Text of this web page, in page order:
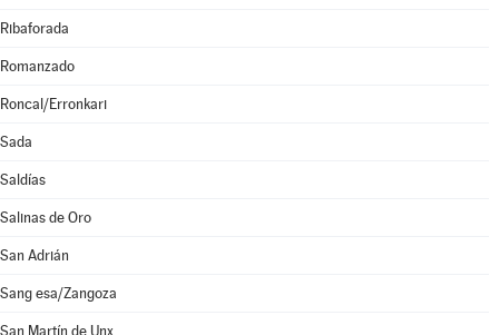
Ribaforada
Romanzado
Roncal/Erronkari
Sada
Saldías
Salinas de Oro
San Adrián
Sang esa/Zangoza
San Martín de Unx